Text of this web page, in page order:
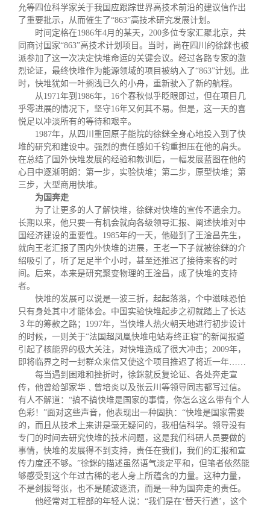
允等四位科学家关于我国应跟踪世界高技术前沿的建议信作出
了重要批示，从而催生了“863”高技术研究发展计划。
时间定格在1986年4月的某天，200多位专家汇聚北京，共
同商讨国家“863”高技术计划项目。当时，尚在四川的徐銤也被
派参加了这一次决定快堆命运的关键会议。经过各路专家的激
烈论证，最终快堆作为能源领域的项目被纳入了“863”计划。此
时，快堆犹如一叶搁浅已久的小舟，重新驶入了新的航程。
从1971年到1986年，16个春秋似乎眨眼即过，但在项目几
乎零进展的情况下，坚守16年又何其不易。但是，这一天的喜
悦足以冲淡所有的等待和艰辛。
1987年，从四川重回原子能院的徐銤全身心地投入到了快
堆的研究和建设中。强烈的责任感如千钧重担压在他的肩头。
在总结了国外快堆发展的经验和教训后，一幅发展蓝图在他的
心目中逐渐明朗：第一步，实验快堆；第二步，原型快堆；第
三步，大型商用快堆。
为国奔走
为了让更多的人了解快堆，徐銤对快堆的宣传不遗余力。
长期以来，他只要一有机会就向各级领导汇报、阐述快堆对中
国经济建设的重要性。1985年的一天，他碰到了王淦昌先生，
就向王老汇报了国内外快堆的进展，王老一下子就被徐銤的介
绍吸引了，听了足足半个小时，甚至还推迟了接待来客的时
间。后来，本来是研究聚变物理的王淦昌，成了快堆的支持
者。
快堆的发展可以说是一波三折，起起落落，个中滋味恐怕
只有身处其中才能体会。中国实验快堆起步之初就踏上了长达
３年的筹款之路；1997年，当快堆人热火朝天地进行初步设计
的时候，一则关于“法国超凤凰快堆电站寿终正寝”的新闻报道
引起了核能界的极大关注，对快堆造成了很大冲击；2009年，
即将临界之时一封群众来信又使这个项目推迟了将近一年……
每当遇到困难和挫折时，徐銤就反复论证、各处奔走宣
传，他曾给邹家华﹑曾培炎以及张云川等领导同志都写过信。
有人不解道：“搞不搞快堆是国家的事情，你怎么这么带有个人
色彩！”面对这些声音，他表现出一种固执：“快堆是国家需要
的，而且从技术上来讲是毫无疑问的，我相信科学。领导没有
专门的时间去研究快堆的技术问题，这是我们科研人员要做的
事情，快堆的发展得不到支持，责任在我们，我们的汇报和宣
传力度还不够。”徐銤的描述虽然语气淡定平和，但笔者依然能
够感受到这个年过古稀的老人身上所蕴含的力量。这种力量，
不是剑拔弩张，也不是随波逐流，而是一种为国奔走的责任。
他经常对工程部的年轻人说：“我们是在‘替天行道’，这个